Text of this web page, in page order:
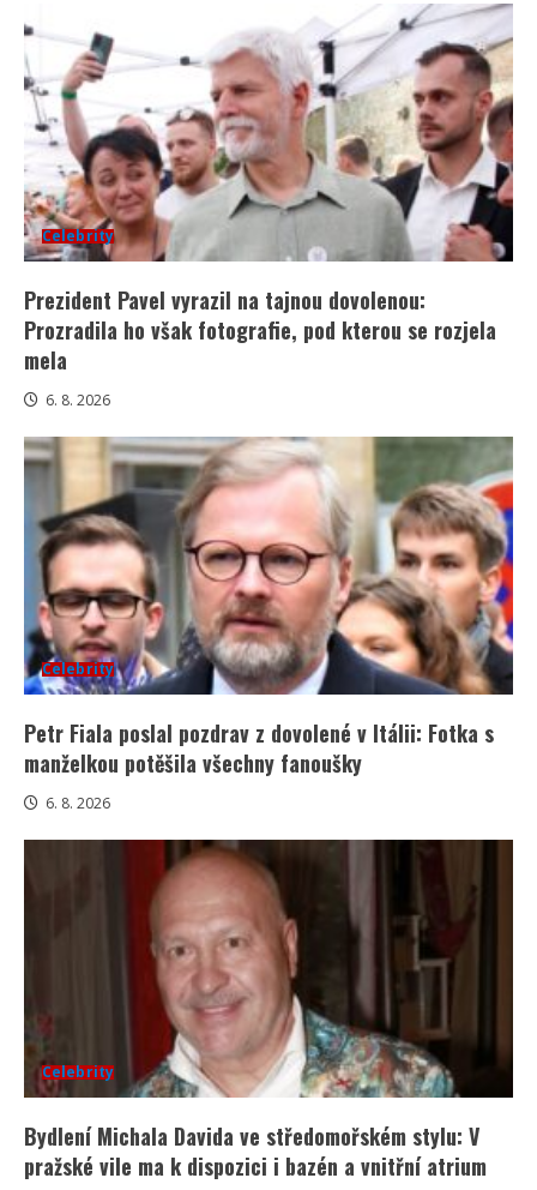
Celebrity
Prezident Pavel vyrazil na tajnou dovolenou:
Prozradila ho však fotografie, pod kterou se rozjela
mela
6. 8. 2026
Celebrity
Petr Fiala poslal pozdrav z dovolené v Itálii: Fotka s
manželkou potěšila všechny fanoušky
6. 8. 2026
Celebrity
Bydlení Michala Davida ve středomořském stylu: V
pražské vile ma k dispozici i bazén a vnitřní atrium